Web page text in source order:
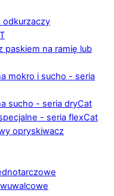
odkurzaczy
paskiem na ramię lub
mokro i sucho - seria
sucho - seria dryCat
- seria flexCat
opryskiwacz